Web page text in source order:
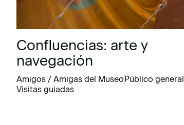
Confluencias: arte y
navegación
Amigos / Amigas del MuseoPúblico general
Visitas guiadas